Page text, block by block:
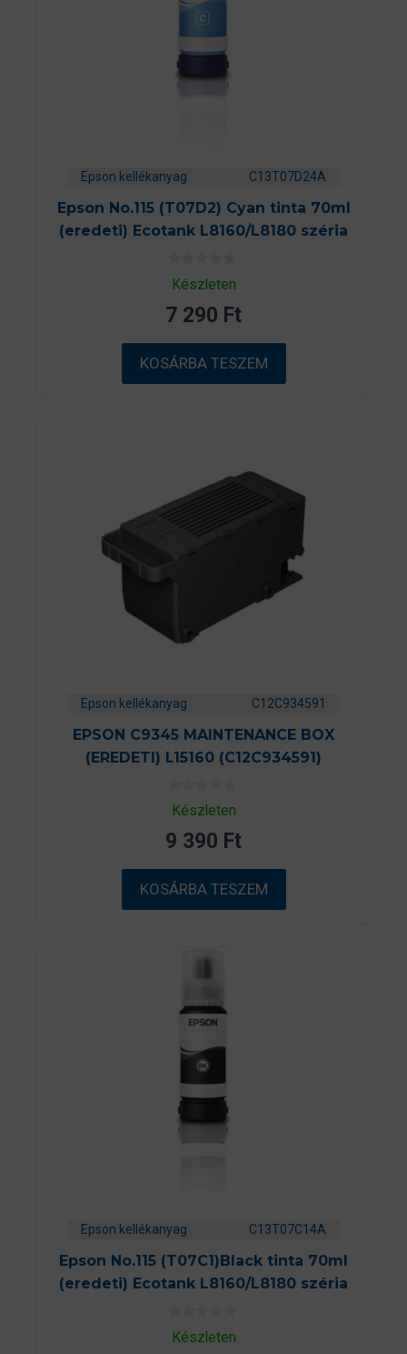
Epson kellékanyag C13T07D24A
Epson No.115 (T07D2) Cyan tinta 70ml
(eredeti) Ecotank L8160/L8180 széria
0
a
5
b
ő
l
Készleten
7 290 Ft
KOSÁRBA TESZEM
Epson kellékanyag C12C934591
EPSON C9345 MAINTENANCE BOX
(EREDETI) L15160 (C12C934591)
0
a
5
b
ő
l
Készleten
9 390 Ft
KOSÁRBA TESZEM
Epson kellékanyag C13T07C14A
Epson No.115 (T07C1)Black tinta 70ml
(eredeti) Ecotank L8160/L8180 széria
0
aKészleten